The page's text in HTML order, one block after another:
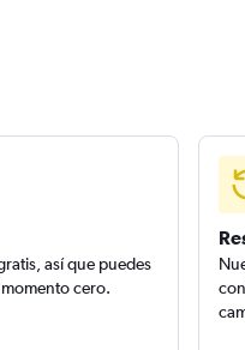
así que puedes
cero.